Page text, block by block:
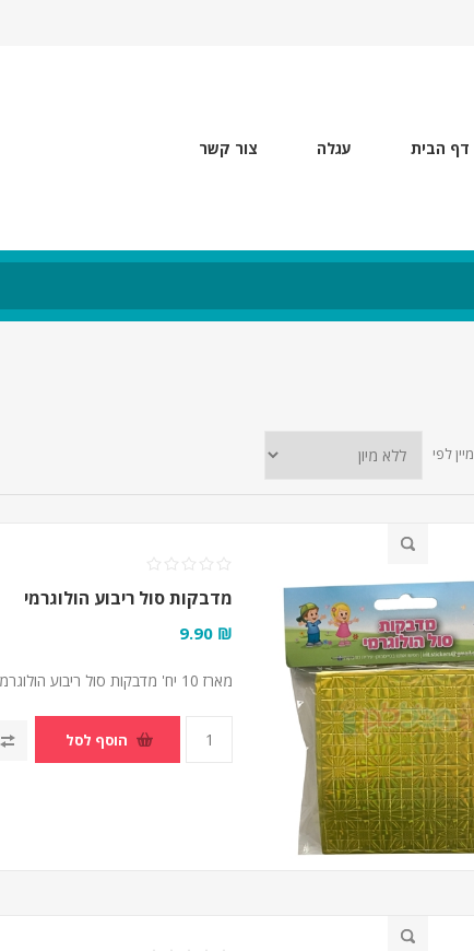
דף הבית עגלה צור קשר
מיין לפי
מדבקות סול ריבוע הולוגרמי
₪ 9.90
מארז 10 יח' מדבקות סול ריבוע הולוגרמי 0.6 ס"מ
הוסף לסל